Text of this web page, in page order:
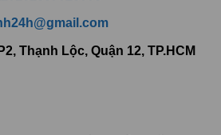
Thạnh Lộc, Quận 12, TP.HCM